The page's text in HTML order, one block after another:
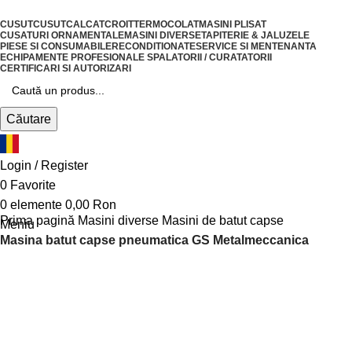
CUSUTCUSUTCALCATCROITTERMOCOLATMASINI PLISAT
CUSATURI ORNAMENTALEMASINI DIVERSETAPITERIE & JALUZELE
PIESE SI CONSUMABILERECONDITIONATESERVICE SI MENTENANTA
ECHIPAMENTE PROFESIONALE SPALATORII / CURATATORII
CERTIFICARI SI AUTORIZARI
Căutare
Login / Register
0 Favorite
0 elemente 0,00 Ron
Meniu
Prima pagină Masini diverse Masini de batut capse
Masina batut capse pneumatica GS Metalmeccanica